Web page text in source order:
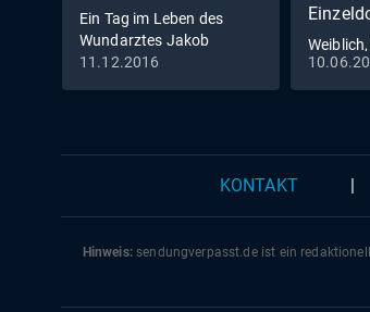
Ein Tag im Leben des
Wundarztes Jakob
Althaus im Jahr 1454
11.12.2016
KONTAKT
Hinweis:sendungverpasst.deist ein